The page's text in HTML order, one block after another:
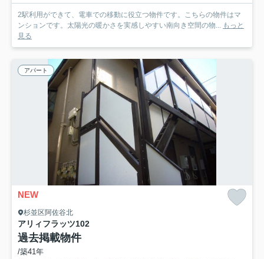
2駅利用ができて、電車での移動に役立つ物件です。こちらの物件はマ
ンションです。太陽光の暖かさを実感しやすい南向き空間の物...
もっと
見る
アパート
NEW
杉並区阿佐谷北
アリィフラッツ102
過去掲載物件
/築41年